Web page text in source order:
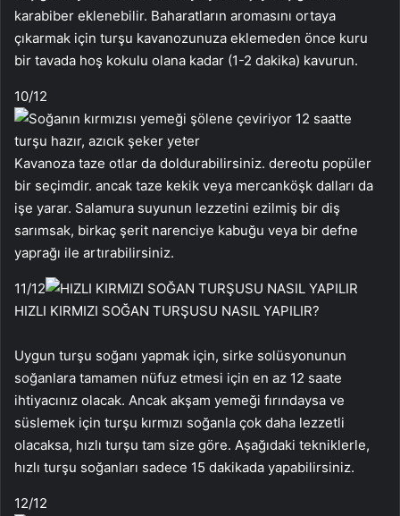
karabiber eklenebilir. Baharatların aromasını ortaya
çıkarmak için turşu kavanozunuza eklemeden önce kuru
bir tavada hoş kokulu olana kadar (1-2 dakika) kavurun.
10/12
Kavanoza taze otlar da doldurabilirsiniz. dereotu popüler
bir seçimdir. ancak taze kekik veya mercanköşk dalları da
işe yarar. Salamura suyunun lezzetini ezilmiş bir diş
sarımsak, birkaç şerit narenciye kabuğu veya bir defne
yaprağı ile artırabilirsiniz.
11/12
HIZLI KIRMIZI SOĞAN TURŞUSU NASIL YAPILIR?
Uygun turşu soğanı yapmak için, sirke solüsyonunun
soğanlara tamamen nüfuz etmesi için en az 12 saate
ihtiyacınız olacak. Ancak akşam yemeği fırındaysa ve
süslemek için turşu kırmızı soğanla çok daha lezzetli
olacaksa, hızlı turşu tam size göre. Aşağıdaki tekniklerle,
hızlı turşu soğanları sadece 15 dakikada yapabilirsiniz.
12/12